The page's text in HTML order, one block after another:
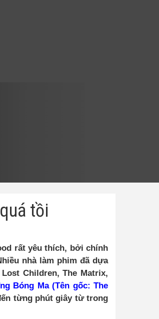
tồi
rất yêu thích, bởi chính
nhà làm phim đã dựa
Children, The Matrix,
Bóng Ma (Tên gốc: The
từng phút giây từ trong